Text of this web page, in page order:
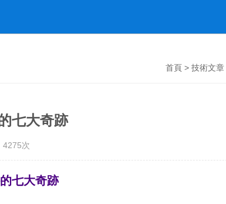
首頁 > 技術文章
七大奇跡
4275次
七大奇跡